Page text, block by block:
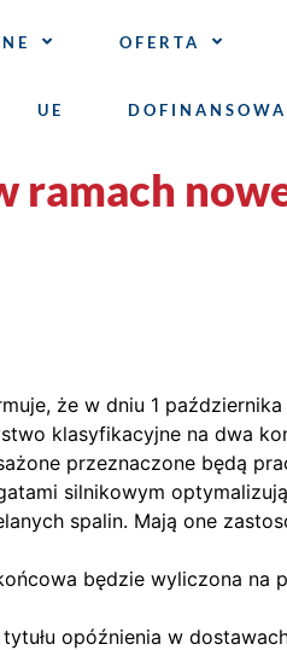
OFERTA
UE
ramach
że w dniu 1
klasyfikacyjne na dwa
przeznaczone będą
silnikowym
spalin. Mają one
będzie wyliczona na
opóźnienia w